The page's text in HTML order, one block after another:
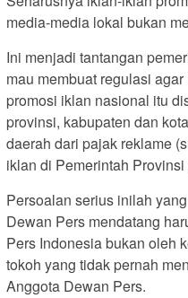
media-media lokal bukan
Ini menjadi tantangan
mau membuat regulasi
promosi iklan nasional itu
provinsi, kabupaten dan
daerah dari pajak reklame
iklan di Pemerintah
Persoalan serius inilah
Dewan Pers mendatang
Pers Indonesia bukan oleh
tokoh yang tidak pernah
Anggota Dewan Pers.